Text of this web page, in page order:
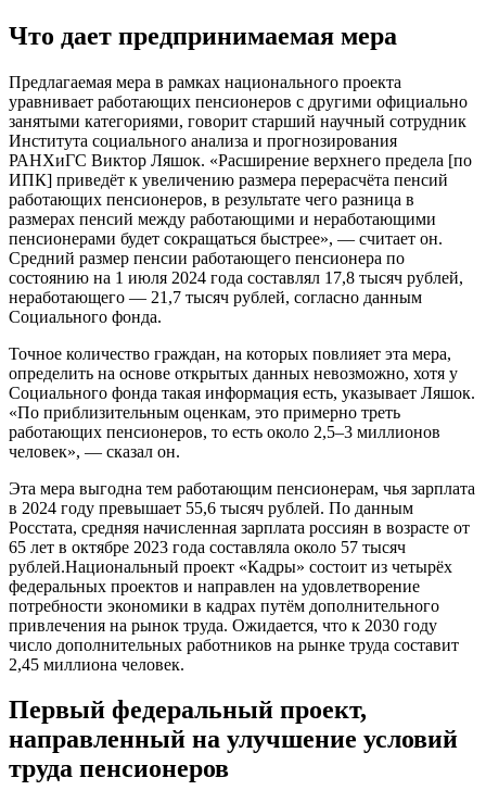
Что дает предпринимаемая мера
Предлагаемая мера в рамках национального проекта
уравнивает работающих пенсионеров с другими официально
занятыми категориями, говорит старший научный сотрудник
Института социального анализа и прогнозирования
РАНХиГС Виктор Ляшок. «Расширение верхнего предела [по
ИПК] приведёт к увеличению размера перерасчёта пенсий
работающих пенсионеров, в результате чего разница в
размерах пенсий между работающими и неработающими
пенсионерами будет сокращаться быстрее», — считает он.
Средний размер пенсии работающего пенсионера по
состоянию на 1 июля 2024 года составлял 17,8 тысяч рублей,
неработающего — 21,7 тысяч рублей, согласно данным
Социального фонда.
Точное количество граждан, на которых повлияет эта мера,
определить на основе открытых данных невозможно, хотя у
Социального фонда такая информация есть, указывает Ляшок.
«По приблизительным оценкам, это примерно треть
работающих пенсионеров, то есть около 2,5–3 миллионов
человек», — сказал он.
Эта мера выгодна тем работающим пенсионерам, чья зарплата
в 2024 году превышает 55,6 тысяч рублей. По данным
Росстата, средняя начисленная зарплата россиян в возрасте от
65 лет в октябре 2023 года составляла около 57 тысяч
рублей.Национальный проект «Кадры» состоит из четырёх
федеральных проектов и направлен на удовлетворение
потребности экономики в кадрах путём дополнительного
привлечения на рынок труда. Ожидается, что к 2030 году
число дополнительных работников на рынке труда составит
2,45 миллиона человек.
Первый федеральный проект,
направленный на улучшение условий
труда пенсионеров